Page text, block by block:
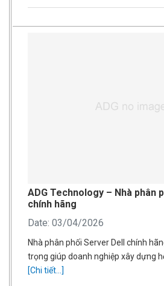
ADG Technology – Nhà phân
chính hãng
Date: 03/04/2026
Nhà phân phối Server Dell chính
trọng giúp doanh nghiệp xây dựng
[Chi tiết...]